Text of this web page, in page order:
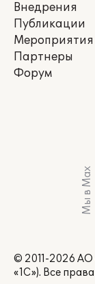
Внедрения
Публикации
Мероприятия
Партнеры
Форум
Мы в Max
© 2011-2026 АО
«1С»). Все